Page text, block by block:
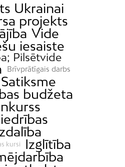
Ukrainai
projekts
Vide
iesaiste
Pilsētvide
Brīvprātīgais darbs
Satiksme
budžeta
kursi
Izglītība